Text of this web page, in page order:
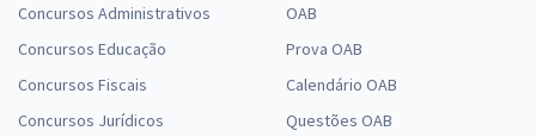
Concursos Administrativos
Concursos Educação
Concursos Fiscais
Concursos Jurídicos
OAB
Prova OAB
Calendário OAB
Questões OAB